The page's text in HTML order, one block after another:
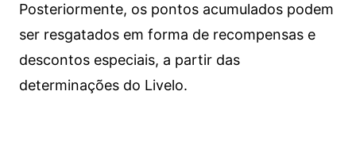
Posteriormente, os pontos acumulados podem
ser resgatados em forma de recompensas e
descontos especiais, a partir das
determinações do Livelo.